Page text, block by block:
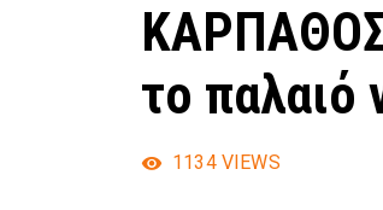
το
1134 VIEWS